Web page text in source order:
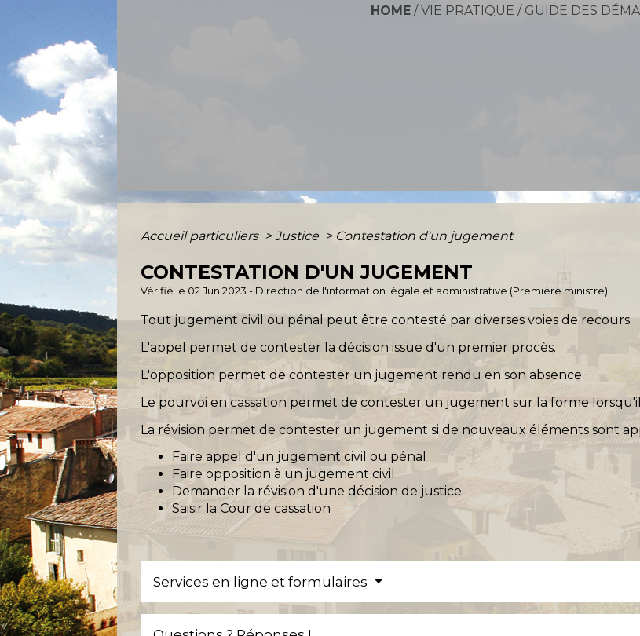
HOME /VIE PRATIQUE / GUIDE DES
Accueil particuliers > Justice > Contestation d'un jugement
CONTESTATION D'UN JUGEMENT
Vérifié le 02 Jun 2023 - Direction de l'information légale et administrative (Première ministre)
Tout jugement civil ou pénal peut être contesté par diverses voies de recours.
L'appel permet de contester la décision issue d'un premier procès.
L'opposition permet de contester un jugement rendu en son absence.
Le pourvoi en cassation permet de contester un jugement sur la forme
La révision permet de contester un jugement si de nouveaux éléments sont
Faire appel d'un jugement civil ou pénal
Faire opposition à un jugement civil
Demander la révision d'une décision de justice
Saisir la Cour de cassation
Services en ligne et formulaires